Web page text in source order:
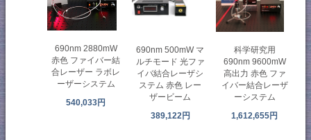
690nm 2880mW
赤色 ファイバー結
合レーザー ラボレ
ーザーシステム
540,033円
690nm 500mW マ
ルチモード 光ファ
イバ結合レーザシ
ステム 赤色 レー
ザービーム
389,122円
科学研究用
690nm 9600mW
高出力 赤色 ファ
イバー結合レーザ
ーシステム
1,612,655円